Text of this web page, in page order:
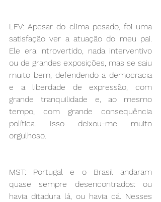
LFV: Apesar do clima pesado, foi uma
satisfação ver a atuação do meu pai.
Ele era introvertido, nada interventivo
ou de grandes exposições, mas se saiu
muito bem, defendendo a democracia
e a liberdade de expressão, com
grande tranquilidade e, ao mesmo
tempo, com grande consequência
política. Isso deixou-me muito
orgulhoso.
MST: Portugal e o Brasil andaram
quase sempre desencontrados: ou
havia ditadura lá, ou havia cá. Nesses